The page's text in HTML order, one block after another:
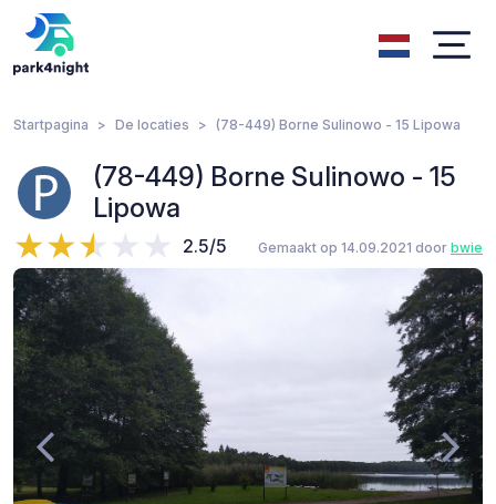
Startpagina De locaties (78-449) Borne Sulinowo - 15 Lipowa
(78-449) Borne Sulinowo - 15
Lipowa
2.5/5 Gemaakt op 14.09.2021 door bwie